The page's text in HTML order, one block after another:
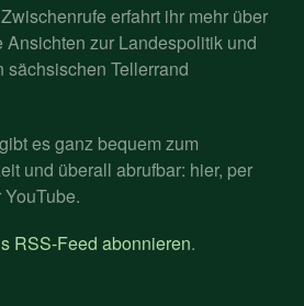
erfahrt ihr mehr über
Ansichten zur Landespolitik und
sächsischen Tellerrand
es ganz bequem zum
und überall abrufbar: hier, per
RSS-Feed abonnieren.